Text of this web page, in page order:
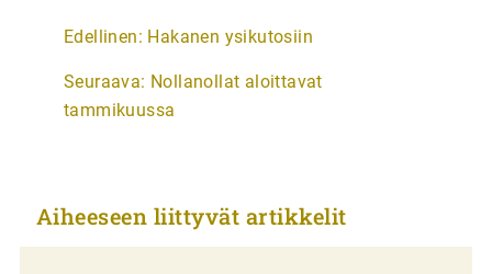
A
t
i
e
Edellinen: Hakanen ysikutosiin
Seuraava: Nollanollat aloittavat
tammikuussa
Aiheeseen liittyvät artikkelit